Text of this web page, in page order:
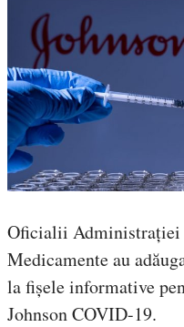
Oficialii Administrației
Medicamente au
la fișele informative
Johnson COVID-19.